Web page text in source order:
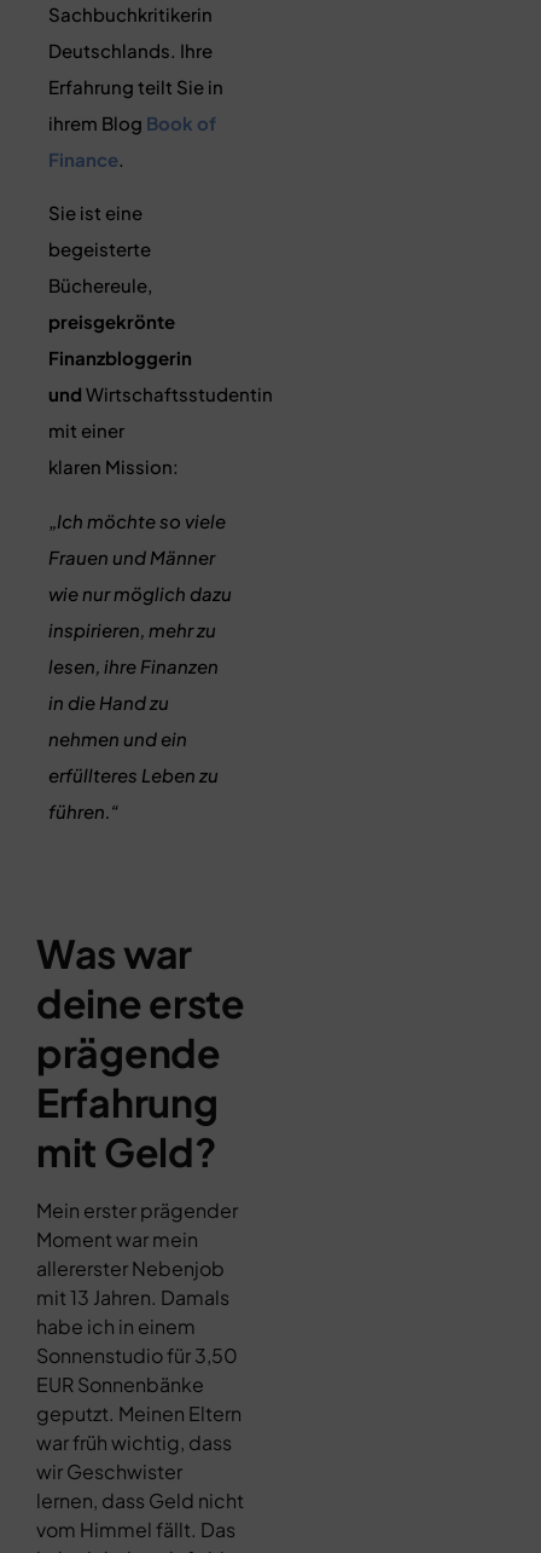
Sachbuchkritikerin
Deutschlands. Ihre
Erfahrung teilt Sie in
ihrem Blog Book of
Finance
Sie ist eine
begeisterte
Büchereule,
preisgekrönte
Finanzbloggerin
und Wirtschaftsstudentin
mit einer
klaren Mission:
„Ich möchte so viele
Frauen und Männer
wie nur möglich dazu
inspirieren, mehr zu
lesen, ihre Finanzen
in die Hand zu
nehmen und ein
erfüllteres Leben zu
führen.“
Was war
deine erste
prägende
Erfahrung
mit Geld?
Mein erster prägender
Moment war mein
allererster Nebenjob
mit 13 Jahren. Damals
habe ich in einem
Sonnenstudio für 3,50
EUR Sonnenbänke
geputzt. Meinen Eltern
war früh wichtig, dass
wir Geschwister
lernen, dass Geld nicht
vom Himmel fällt. Das